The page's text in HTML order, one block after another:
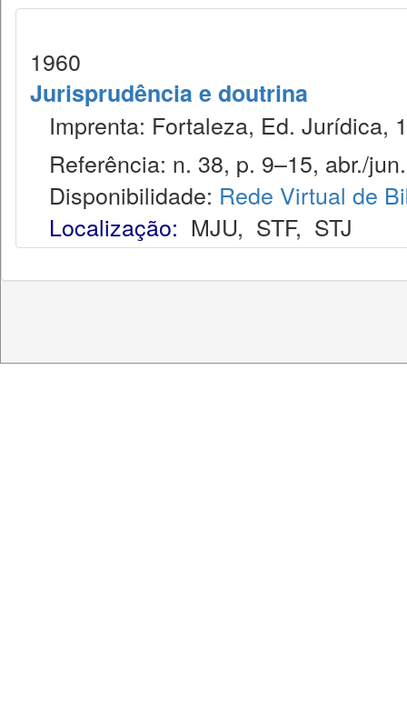
1960
Jurisprudência e doutrina
Imprenta: Fortaleza, Ed. Jurídica,
Referência: n. 38, p. 9–15, abr./
Disponibilidade: Rede Virtual de
Localização: MJU, STF, STJ